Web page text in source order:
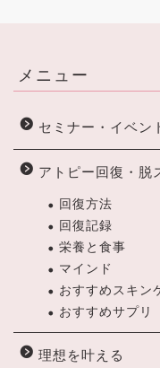
メニュー
セミナー・イベン
アトピー回復・脱
回復方法
回復記録
栄養と食事
マインド
おすすめスキン
おすすめサプリ
理想を叶える